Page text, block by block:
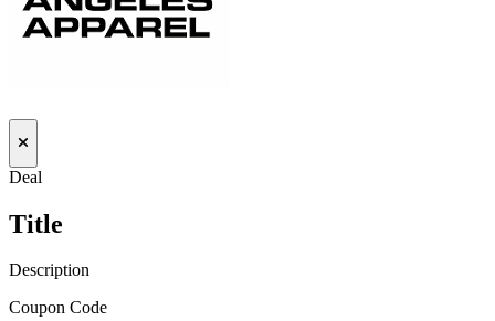
Deal
Title
Description
Coupon Code